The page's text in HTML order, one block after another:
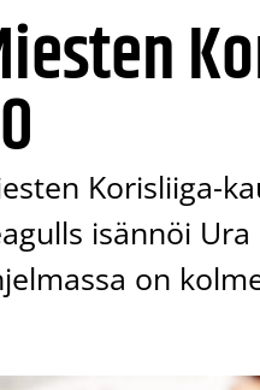
Korisliiga-
isännöi
on